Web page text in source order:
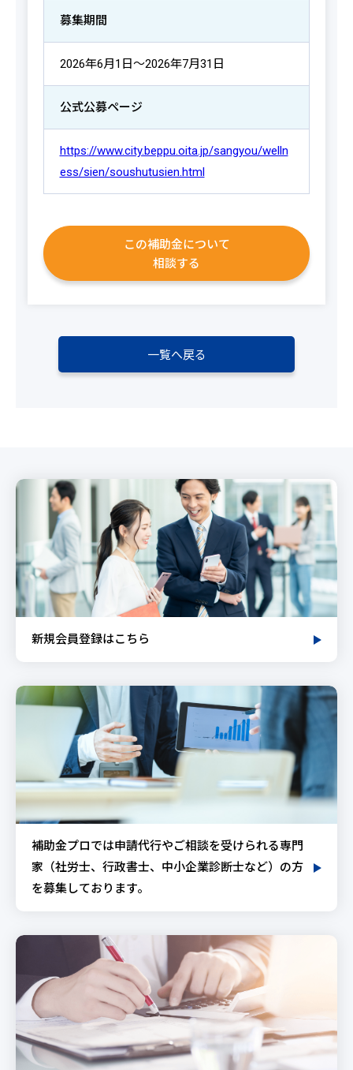
募集期間
2026年6月1日～2026年7月31日
公式公募ページ
https://www.city.beppu.oita.jp/sangyou/welln
ess/sien/soushutusien.html
この補助金について
相談する
一覧へ戻る
新規会員登録はこちら
補助金プロでは申請代行やご相談を受けられる専門
家（社労士、行政書士、中小企業診断士など）の方
を募集しております。